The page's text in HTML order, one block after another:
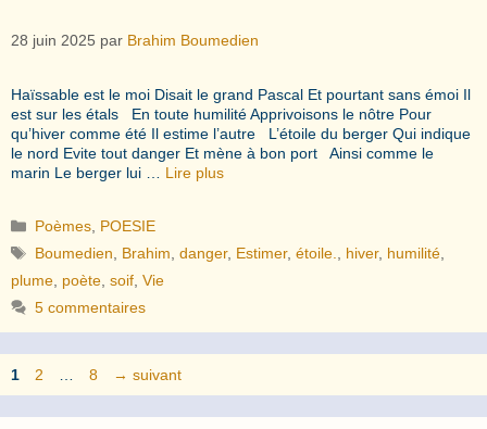
28 juin 2025 par Brahim Boumedien
Haïssable est le moi Disait le grand Pascal Et pourtant sans émoi Il
est sur les étals En toute humilité Apprivoisons le nôtre Pour
qu’hiver comme été Il estime l’autre L’étoile du berger Qui indique
le nord Evite tout danger Et mène à bon port Ainsi comme le
marin Le berger lui … Lire plus
Catégories
Poèmes POESIE
Étiquettes
Boumedien Brahim ,danger, Estimer,étoile. hiver, humilité
plume poète soif Vie
5 commentaires
Page
1 Page
2 Page
8 → suivant